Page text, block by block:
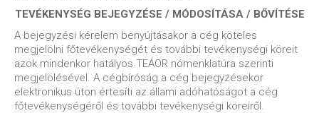
TEVÉKENYSÉG BEJEGYZÉSE / MÓDOSÍTÁSA / BŐVÍTÉSE
A bejegyzési kérelem benyújtásakor a cég köteles
megjelölni főtevékenységét és további tevékenységi köreit
azok mindenkor hatályos TEÁOR nómenklatúra szerinti
megjelölésével. A cégbíróság a cég bejegyzésekor
elektronikus úton értesíti az állami adóhatóságot a cég
főtevékenységéről és további tevékenységi köreiről.